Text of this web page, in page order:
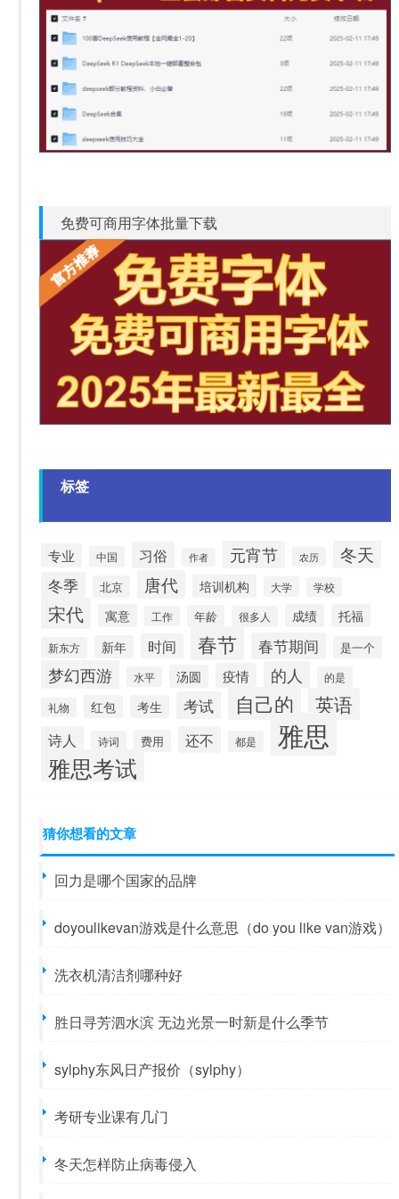
免费可商用字体批量下载
标签
专业 中国 习俗 作者 元宵节 农历 冬天
冬季 北京 唐代 培训机构 大学 学校
宋代 寓意 工作 年龄 很多人 成绩 托福
新东方 新年 时间 春节 春节期间 是一个
梦幻西游 水平 汤圆 疫情 的人 的是
礼物 红包 考生 考试 自己的 英语
诗人 诗词 费用 还不 都是 雅思
雅思考试
猜你想看的文章
回力是哪个国家的品牌
doyoulikevan游戏是什么意思（do you like van游戏）
洗衣机清洁剂哪种好
胜日寻芳泗水滨 无边光景一时新是什么季节
sylphy东风日产报价（sylphy）
考研专业课有几门
冬天怎样防止病毒侵入